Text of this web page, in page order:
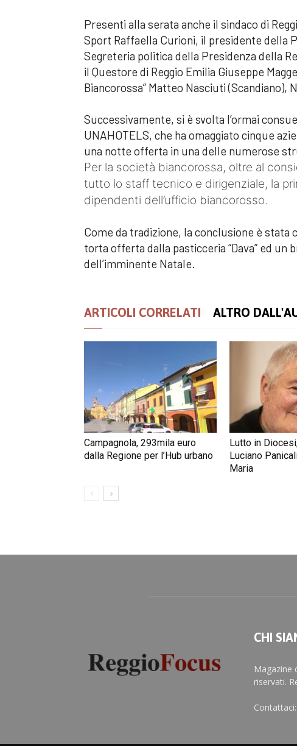
Presenti alla serata anche il sindaco di
Sport Raffaella Curioni, il presidente della
Segreteria politica della Presidenza della
il Questore di Reggio Emilia Giuseppe
Biancorossa” Matteo Nasciuti (Scandiano),
Successivamente, si è svolta l’ormai
UNAHOTELS, che ha omaggiato cinque
una notte offerta in una delle numerose
Per la società biancorossa, oltre al
tutto lo staff tecnico e dirigenziale, la
dipendenti dell’ufficio biancorosso.
Come da tradizione, la conclusione è
torta offerta dalla pasticceria “Dava” ed un
dell’imminente Natale.
ARTICOLI CORRELATI ALTRO
Campagnola, 293mila euro
dalla Regione per l’Hub urbano
Lutto in
Luciano
Maria
CHI
Magazine
riservati.
Contattaci: